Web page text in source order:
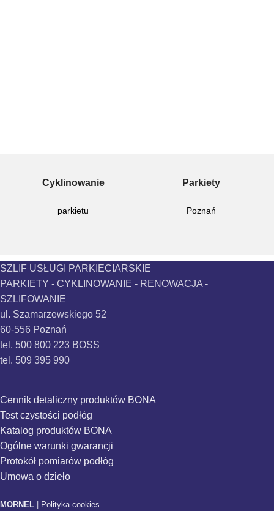
Cyklinowanie
parkietu
Parkiety
Poznań
SZLIF USŁUGI PARKIECIARSKIE
PARKIETY - CYKLINOWANIE - RENOWACJA -
SZLIFOWANIE
ul. Szamarzewskiego 52
60-556 Poznań
tel. 500 800 223 BOSS
tel. 509 395 990
Cennik detaliczny produktów BONA
Test czystości podłóg
Katalog produktów BONA
Ogólne warunki gwarancji
Protokół pomiarów podłóg
Umowa o dzieło
MORNEL Polityka cookies